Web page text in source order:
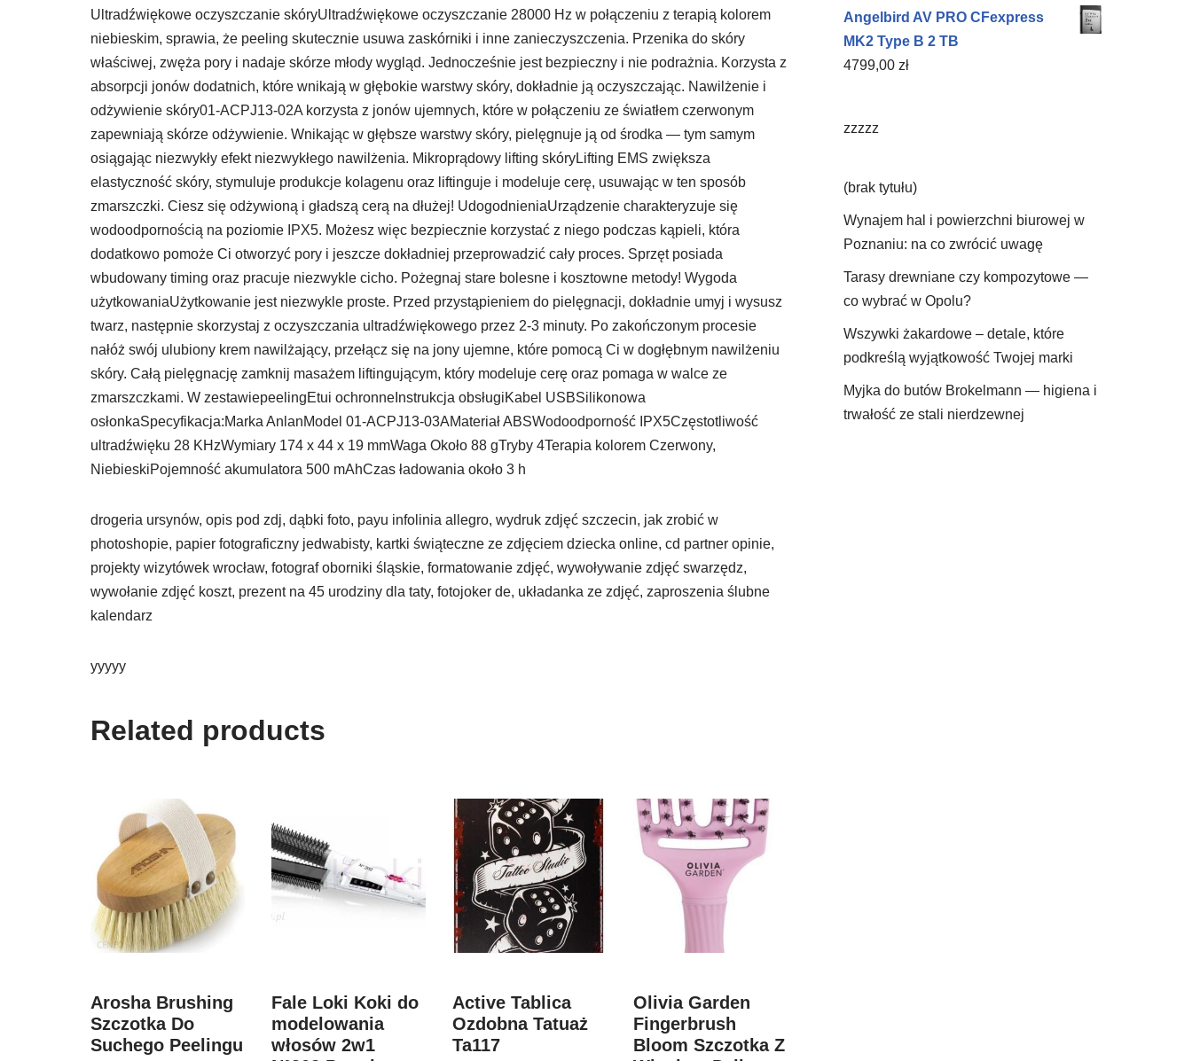
Ultradźwiękowe oczyszczanie skóryUltradźwiękowe oczyszczanie 28000 Hz w połączeniu z terapią kolorem
niebieskim, sprawia, że peeling skutecznie usuwa zaskórniki i inne zanieczyszczenia. Przenika do skóry
właściwej, zwęża pory i nadaje skórze młody wygląd. Jednocześnie jest bezpieczny i nie podrażnia. Korzysta z
absorpcji jonów dodatnich, które wnikają w głębokie warstwy skóry, dokładnie ją oczyszczając. Nawilżenie i
odżywienie skóry01-ACPJ13-02A korzysta z jonów ujemnych, które w połączeniu ze światłem czerwonym
zapewniają skórze odżywienie. Wnikając w głębsze warstwy skóry, pielęgnuje ją od środka — tym samym
osiągając niezwykły efekt niezwykłego nawilżenia. Mikroprądowy lifting skóryLifting EMS zwiększa
elastyczność skóry, stymuluje produkcje kolagenu oraz liftinguje i modeluje cerę, usuwając w ten sposób
zmarszczki. Ciesz się odżywioną i gładszą cerą na dłużej! UdogodnieniaUrządzenie charakteryzuje się
wodoodpornością na poziomie IPX5. Możesz więc bezpiecznie korzystać z niego podczas kąpieli, która
dodatkowo pomoże Ci otworzyć pory i jeszcze dokładniej przeprowadzić cały proces. Sprzęt posiada
wbudowany timing oraz pracuje niezwykle cicho. Pożegnaj stare bolesne i kosztowne metody! Wygoda
użytkowaniaUżytkowanie jest niezwykle proste. Przed przystąpieniem do pielęgnacji, dokładnie umyj i wysusz
twarz, następnie skorzystaj z oczyszczania ultradźwiękowego przez 2-3 minuty. Po zakończonym procesie
nałóż swój ulubiony krem nawilżający, przełącz się na jony ujemne, które pomocą Ci w dogłębnym nawilżeniu
skóry. Całą pielęgnację zamknij masażem liftingującym, który modeluje cerę oraz pomaga w walce ze
zmarszczkami. W zestawiepeelingEtui ochronneInstrukcja obsługiKabel USBSilikonowa
osłonkaSpecyfikacja:Marka AnlanModel 01-ACPJ13-03AMateriał ABSWodoodporność IPX5Częstotliwość
ultradźwięku 28 KHzWymiary 174 x 44 x 19 mmWaga Około 88 gTryby 4Terapia kolorem Czerwony,
NiebieskiPojemność akumulatora 500 mAhCzas ładowania około 3 h
drogeria ursynów, opis pod zdj, dąbki foto, payu infolinia allegro, wydruk zdjęć szczecin, jak zrobić w
photoshopie, papier fotograficzny jedwabisty, kartki świąteczne ze zdjęciem dziecka online, cd partner opinie,
projekty wizytówek wrocław, fotograf oborniki śląskie, formatowanie zdjęć, wywoływanie zdjęć swarzędz,
wywołanie zdjęć koszt, prezent na 45 urodziny dla taty, fotojoker de, układanka ze zdjęć, zaproszenia ślubne
kalendarz
yyyyy
Related products
Arosha Brushing
Szczotka Do
Suchego Peelingu
Fale Loki Koki do
modelowania
włosów 2w1
Active Tablica
Ozdobna Tatuaż
Ta117
Olivia Garden
Fingerbrush
Bloom Szczotka Z
Angelbird AV PRO CFexpress
MK2 Type B 2 TB
4799,00 zł
zzzzz
(brak tytułu)
Wynajem hal i powierzchni biurowej w
Poznaniu: na co zwrócić uwagę
Tarasy drewniane czy kompozytowe —
co wybrać w Opolu?
Wszywki żakardowe – detale, które
podkreślą wyjątkowość Twojej marki
Myjka do butów Brokelmann — higiena i
trwałość ze stali nierdzewnej